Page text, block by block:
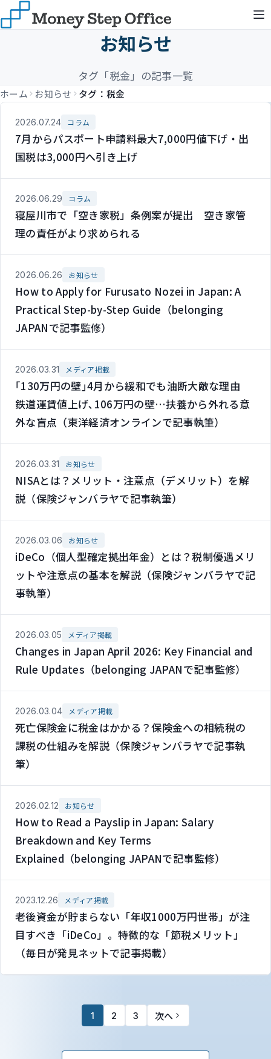
お知らせ
タグ「税金」の記事一覧
ホーム お知らせ タグ：税金
2026.07.24 コラム
7月からパスポート申請料最大7,000円値下げ・出
国税は3,000円へ引き上げ
2026.06.29 コラム
寝屋川市で「空き家税」条例案が提出 空き家管
理の責任がより求められる
2026.06.26 お知らせ
How to Apply for Furusato Nozei in Japan: A
Practical Step-by-Step Guide（belonging
JAPANで記事監修）
2026.03.31 メディア掲載
｢130万円の壁｣4月から緩和でも油断大敵な理由
鉄道運賃値上げ､106万円の壁…扶養から外れる意
外な盲点（東洋経済オンラインで記事執筆）
2026.03.31 お知らせ
NISAとは？メリット・注意点（デメリット）を解
説（保険ジャンバラヤで記事執筆）
2026.03.06 お知らせ
iDeCo（個人型確定拠出年金）とは？税制優遇メリ
ットや注意点の基本を解説（保険ジャンバラヤで記
事執筆）
2026.03.05 メディア掲載
Changes in Japan April 2026: Key Financial and
Rule Updates（belonging JAPANで記事監修）
2026.03.04 メディア掲載
死亡保険金に税金はかかる？保険金への相続税の
課税の仕組みを解説（保険ジャンバラヤで記事執
筆）
2026.02.12 お知らせ
How to Read a Payslip in Japan: Salary
Breakdown and Key Terms
Explained（belonging JAPANで記事監修）
2023.12.26 メディア掲載
老後資金が貯まらない「年収1000万円世帯」が注
目すべき「iDeCo」。特徴的な「節税メリット」
（毎日が発見ネットで記事掲載）
1 2 3 次へ